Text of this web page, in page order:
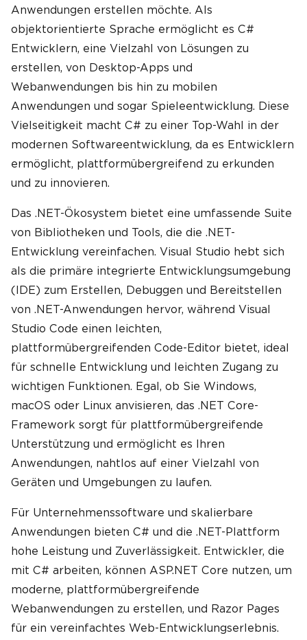
Anwendungen erstellen möchte. Als
objektorientierte Sprache ermöglicht es C#
Entwicklern, eine Vielzahl von Lösungen zu
erstellen, von Desktop-Apps und
Webanwendungen bis hin zu mobilen
Anwendungen und sogar Spieleentwicklung. Diese
Vielseitigkeit macht C# zu einer Top-Wahl in der
modernen Softwareentwicklung, da es Entwicklern
ermöglicht, plattformübergreifend zu erkunden
und zu innovieren.
Das .NET-Ökosystem bietet eine umfassende Suite
von Bibliotheken und Tools, die die .NET-
Entwicklung vereinfachen. Visual Studio hebt sich
als die primäre integrierte Entwicklungsumgebung
(IDE) zum Erstellen, Debuggen und Bereitstellen
von .NET-Anwendungen hervor, während Visual
Studio Code einen leichten,
plattformübergreifenden Code-Editor bietet, ideal
für schnelle Entwicklung und leichten Zugang zu
wichtigen Funktionen. Egal, ob Sie Windows,
macOS oder Linux anvisieren, das .NET Core-
Framework sorgt für plattformübergreifende
Unterstützung und ermöglicht es Ihren
Anwendungen, nahtlos auf einer Vielzahl von
Geräten und Umgebungen zu laufen.
Für Unternehmenssoftware und skalierbare
Anwendungen bieten C# und die .NET-Plattform
hohe Leistung und Zuverlässigkeit. Entwickler, die
mit C# arbeiten, können ASP.NET Core nutzen, um
moderne, plattformübergreifende
Webanwendungen zu erstellen, und Razor Pages
für ein vereinfachtes Web-Entwicklungserlebnis.